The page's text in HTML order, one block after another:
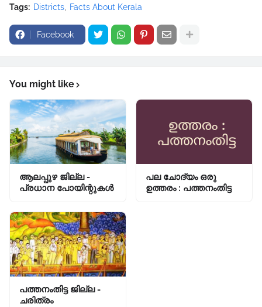
Tags: Districts Facts About Kerala
Facebook
You might like
ആലപ്പുഴ ജില്ല -
പ്രധാന പോയിന്റുകൾ
പല ചോദ്യം ഒരു
ഉത്തരം : പത്തനംതിട്ട
പത്തനംതിട്ട ജില്ല -
ചരിത്രം